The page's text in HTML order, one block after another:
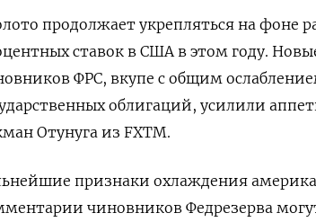
продолжает укрепляться на фоне
ставок в США в этом году.
ФРС, вкупе с общим
облигаций, усилили
Отунуга из FXTM.
признаки охлаждения
чиновников Федрезерва